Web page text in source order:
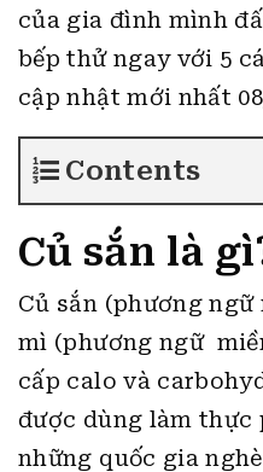
của gia đình mình
bếp thử ngay với 5
cập nhật mới nhất
Contents
Củ sắn là
Củ sắn (phương
mì (phương ngữ
cấp calo và
được dùng làm thực
những quốc gia